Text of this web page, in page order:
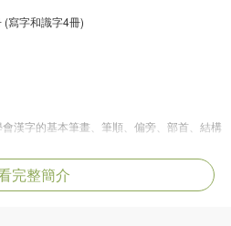
寫字和識字4冊)
漢字的基本筆畫、筆順、偏旁、部首、結構
漸進，所設置的練習模式富有童趣，能令幼
完整簡介